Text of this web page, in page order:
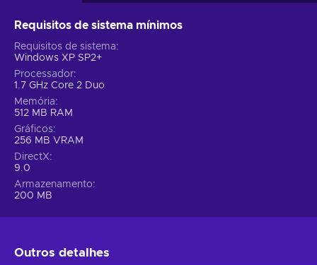
Requisitos de sistema mínimos
Requisitos de sistema
Windows XP SP2+
Processador
1.7 GHz Core 2 Duo
Memória
512 MB RAM
Gráficos
256 MB VRAM
DirectX
9.0
Armazenamento
200 MB
Outros detalhes